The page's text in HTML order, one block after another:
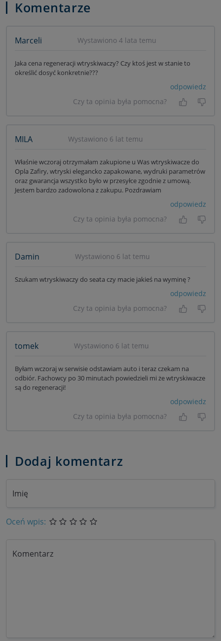
Komentarze
Marceli Wystawiono 4 lata temu
Jaka cena regeneracji wtryskiwaczy? Czy ktoś jest w stanie to
określić dosyć konkretnie???
odpowiedz
Czy ta opinia była pomocna?
Tak, była
Nie
MILA Wystawiono 6 lat temu
Właśnie wczoraj otrzymałam zakupione u Was wtryskiwacze do
Opla Zafiry, wtryski elegancko zapakowane, wydruki parametrów
oraz gwarancja wszystko było w przesyłce zgodnie z umową.
Jestem bardzo zadowolona z zakupu. Pozdrawiam
odpowiedz
Czy ta opinia była pomocna?
Tak, była
Nie
Damin Wystawiono 6 lat temu
Szukam wtryskiwaczy do seata czy macie jakieś na wyminę ?
odpowiedz
Czy ta opinia była pomocna?
Tak, była
Nie
tomek Wystawiono 6 lat temu
Byłam wczoraj w serwisie odstawiam auto i teraz czekam na
odbiór. Fachowcy po 30 minutach powiedzieli mi że wtryskiwacze
są do regeneracji!
odpowiedz
Czy ta opinia była pomocna?
Tak, była
Nie
Dodaj komentarz
Imię
Oceń wpis:
Komentarz